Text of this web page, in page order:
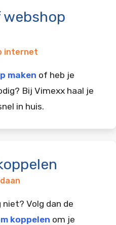
internet
maken of heb je
Bij Vimexx haal je
in huis.
Volg dan de
koppelen om je